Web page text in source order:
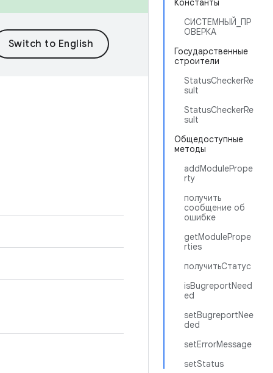
Константы
СИСТЕМНЫЙ_ПР
ОВЕРКА
Государственные
строители
StatusCheckerRe
sult
StatusCheckerRe
sult
Общедоступные
методы
addModulePrope
rty
получить
сообщение об
ошибке
getModulePrope
rties
получитьСтатус
isBugreportNeed
ed
setBugreportNee
ded
setErrorMessage
setStatus